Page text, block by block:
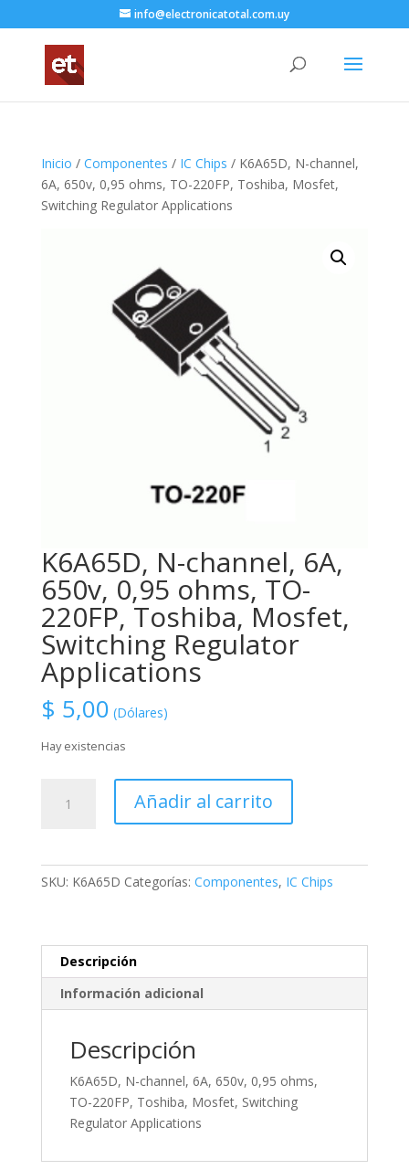
info@electronicatotal.com.uy
Inicio / Componentes / IC Chips / K6A65D, N-channel,
6A, 650v, 0,95 ohms, TO-220FP, Toshiba, Mosfet,
Switching Regulator Applications
K6A65D, N-channel, 6A,
650v, 0,95 ohms, TO-
220FP, Toshiba, Mosfet,
Switching Regulator
Applications
$ 5,00 (Dólares)
Hay existencias
220FP,
Toshiba,
Mosfet,
Regulator
Applications
cantidad
Añadir al carrito
SKU: K6A65D Categorías: Componentes, IC Chips
Descripción
Información adicional
Descripción
K6A65D, N-channel, 6A, 650v, 0,95 ohms,
TO-220FP, Toshiba, Mosfet, Switching
Regulator Applications